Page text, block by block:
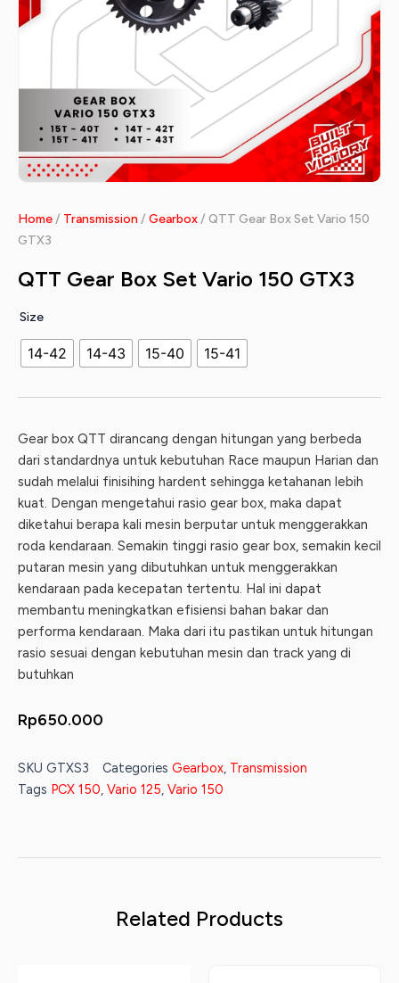
Home/ Transmission / Gearbox/ QTT Gear Box Set Vario 150
GTX3
QTT Gear Box Set Vario 150 GTX3
Size
14-42 14-43 15-40 15-41
Gear box QTT dirancang dengan hitungan yang berbeda
dari standardnya untuk kebutuhan Race maupun Harian dan
sudah melalui finisihing hardent sehingga ketahanan lebih
kuat. Dengan mengetahui rasio gear box, maka dapat
diketahui berapa kali mesin berputar untuk menggerakkan
roda kendaraan. Semakin tinggi rasio gear box, semakin kecil
putaran mesin yang dibutuhkan untuk menggerakkan
kendaraan pada kecepatan tertentu. Hal ini dapat
membantu meningkatkan efisiensi bahan bakar dan
performa kendaraan. Maka dari itu pastikan untuk hitungan
rasio sesuai dengan kebutuhan mesin dan track yang di
butuhkan
Rp650.000
SKU GTXS3 Categories Gearbox, Transmission
Tags PCX 150, Vario 125, Vario 150
Related Products